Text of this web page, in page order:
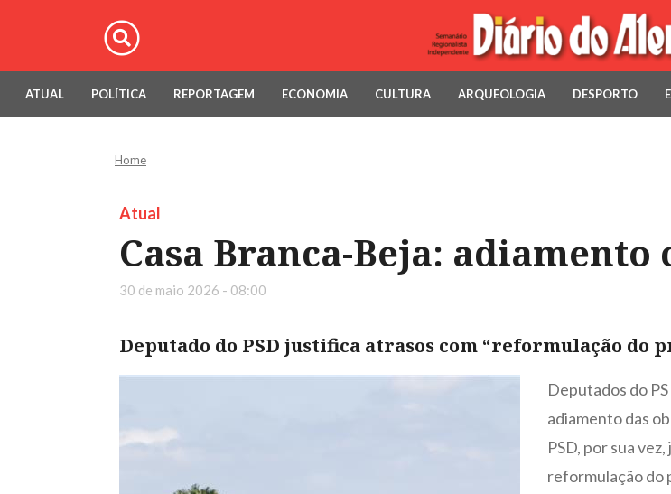
ATUAL POLÍTICA REPORTAGEM ECONOMIA CULTURA ARQUEOLOGIA DESPORTO
Home
Atual
Casa Branca-Beja: adiamento
30 de maio 2026 - 08:00
Deputado do PSD justifica atrasos com “reformulação do
Deputados do
adiamento das
PSD, por sua
reformulação do